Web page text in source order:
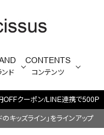
ンド
CONTENTS
コンテンツ
クーポン/LINE連携で500P
キッズライン」をラインアップ